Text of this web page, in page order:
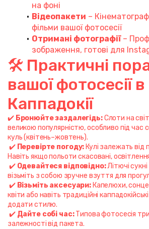
на фоні
Відеопакети –
фільми вашої фотосесії
Отримані фотографії –
зображення, готові для
🛠️ Практичні
вашої фотосесії в
Каппадокії
✔️ Бронюйте заздалегідь: Слоти на
великою популярністю, особливо під час
куль (квітень–жовтень).
✔️ Перевірте погоду: Кулі залежать від
Навіть якщо польоти скасовані,
✔️ Одевайтеся відповідно: Літючі
візьміть з собою зручне взуття для
✔️ Візьміть аксесуари: Капелюхи,
квіти або навіть традиційні
додати стилю.
✔️ Дайте собі час: Типова фотосесія
залежності від пакета.